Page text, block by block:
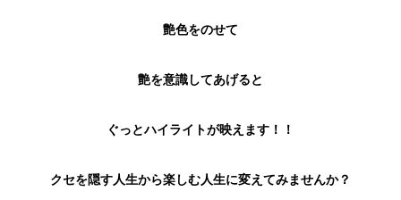
艶色をのせて
艶を意識してあげると
ぐっとハイライトが映えます！！
クセを隠す人生から楽しむ人生に変えてみませんか？